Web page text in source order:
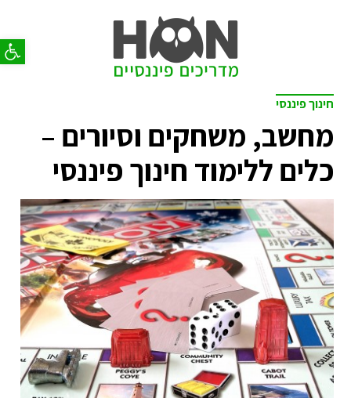
פתח
חינוך פיננסי
מחשב, משחקים וסיורים –
כלים ללימוד חינוך פיננסי